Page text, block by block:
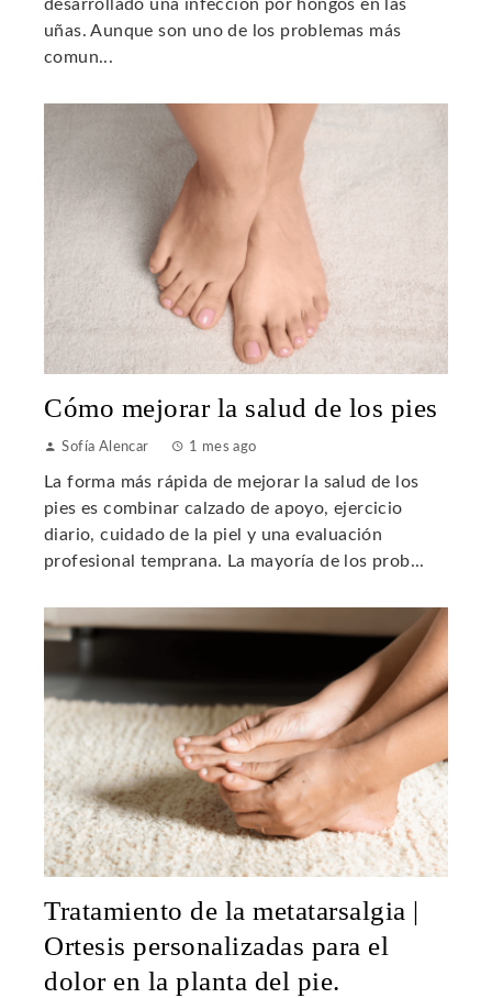
desarrollado una infección por hongos en las
uñas. Aunque son uno de los problemas más
comun...
Cómo mejorar la salud de los pies
Sofía Alencar 1 mes ago
La forma más rápida de mejorar la salud de los
pies es combinar calzado de apoyo, ejercicio
diario, cuidado de la piel y una evaluación
profesional temprana. La mayoría de los prob...
Tratamiento de la metatarsalgia |
Ortesis personalizadas para el
dolor en la planta del pie.